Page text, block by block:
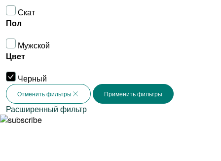
Скат
Пол
Мужской
Цвет
Черный
Отменить фильтры
Расширенный фильтр